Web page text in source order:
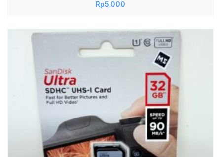
Adapter Micro SD Plug and Play, Cardreader
Rp5,000